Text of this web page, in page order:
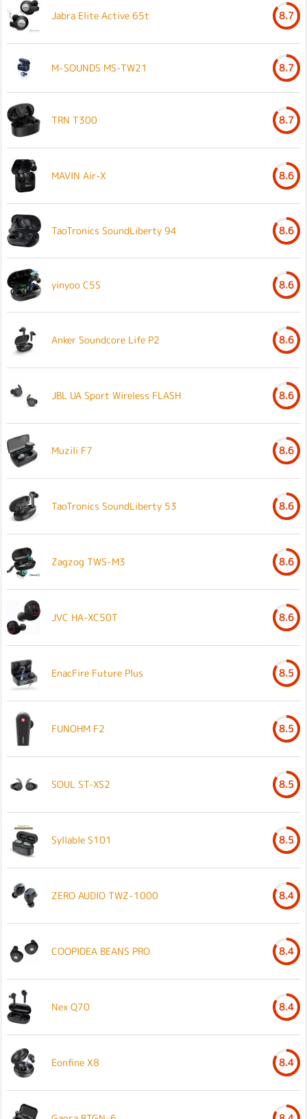
Jabra Elite Active 65t 8.7
M-SOUNDS MS-TW21 8.7
TRN T300 8.7
MAVIN Air-X 8.6
TaoTronics SoundLiberty 94 8.6
yinyoo C5S 8.6
Anker Soundcore Life P2 8.6
JBL UA Sport Wireless FLASH 8.6
Muzili F7 8.6
TaoTronics SoundLiberty 53 8.6
Zagzog TWS-M3 8.6
JVC HA-XC50T 8.6
EnacFire Future Plus 8.5
FUNOHM F2 8.5
SOUL ST-XS2 8.5
Syllable S101 8.5
ZERO AUDIO TWZ-1000 8.4
COOPIDEA BEANS PRO 8.4
Nex Q70 8.4
Eonfine X8 8.4